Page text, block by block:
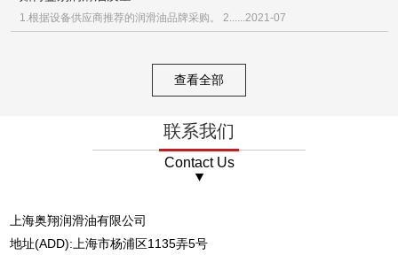
1.根据设备供应商推荐的润滑油品牌采购。 2......2021-07
查看全部
联系我们
Contact Us
上海奥翔润滑油有限公司
地址(ADD):上海市杨浦区1135弄5号